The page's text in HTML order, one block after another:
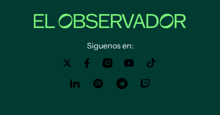
Siguenos en: